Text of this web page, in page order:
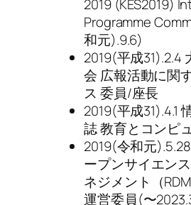
2019 (KES2019)
Programme
和元).9.6)
2019(平成31).2.4
会 広報活動に関
ス 委員/座長
2019(平成31).4.1
誌 教育とコンピ
2019(令和元
ープンサイエン
ネジメント（
運営委員(〜